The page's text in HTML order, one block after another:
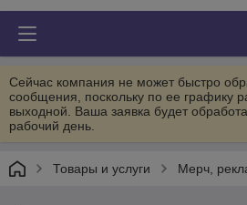
Сейчас компания не может быстро
сообщения, поскольку по ее графику
выходной. Ваша заявка будет
рабочий день.
Товары и услуги Мерч,